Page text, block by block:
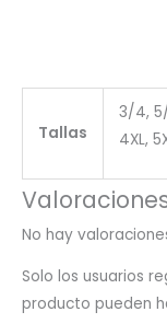
Tallas
3/4, 5/
4XL,
No hay
Solo los usuarios
producto pueden